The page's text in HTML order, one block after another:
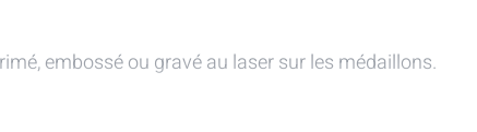
embossé ou gravé au laser sur les médaillons.